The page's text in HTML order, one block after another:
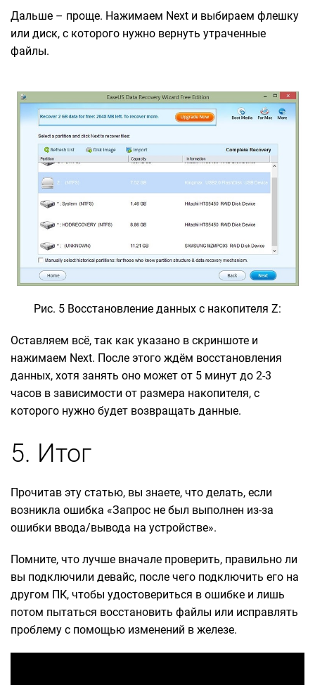
Дальше – проще. Нажимаем Next и выбираем флешку
или диск, с которого нужно вернуть утраченные
файлы.
Рис. 5 Восстановление данных с накопителя Z:
Оставляем всё, так как указано в скриншоте и
нажимаем Next. После этого ждём восстановления
данных, хотя занять оно может от 5 минут до 2-3
часов в зависимости от размера накопителя, с
которого нужно будет возвращать данные.
5. Итог
Прочитав эту статью, вы знаете, что делать, если
возникла ошибка «Запрос не был выполнен из-за
ошибки ввода/вывода на устройстве».
Помните, что лучше вначале проверить, правильно ли
вы подключили девайс, после чего подключить его на
другом ПК, чтобы удостовериться в ошибке и лишь
потом пытаться восстановить файлы или исправлять
проблему с помощью изменений в железе.